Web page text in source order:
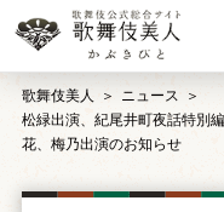
歌舞伎美人
ニュース
松緑出演、紀尾井町夜話特別
花、梅乃出演のお知らせ